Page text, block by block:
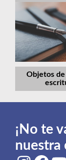
Objetos
¡No te
nuestra